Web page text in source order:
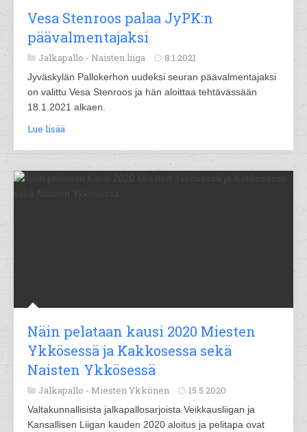
Vesa Stenroos palaa JyPK:n
päävalmentajaksi
Jalkapallo - Naisten liiga 8.1.2021
Jyväskylän Pallokerhon uudeksi seuran päävalmentajaksi
on valittu Vesa Stenroos ja hän aloittaa tehtävässään
18.1.2021 alkaen.
Lue lisää
Näin pelataan kausi 2020 Miesten
Ykkösessä ja Kakkosessa sekä
Naisten Ykkösessä
Jalkapallo - Miesten Ykkönen 15.5.2020
Valtakunnallisista jalkapallosarjoista Veikkausliigan ja
Kansallisen Liigan kauden 2020 aloitus ja pelitapa ovat